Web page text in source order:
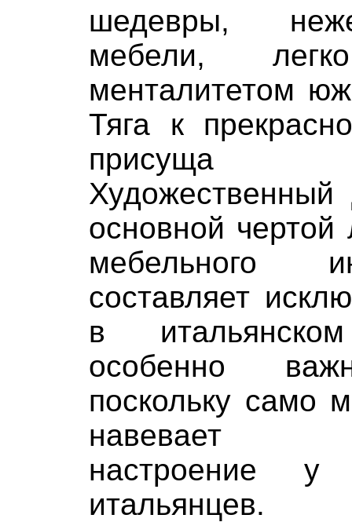
шедевры,
мебели,
менталитетом
Тяга к
присуща
Художественный
основной
мебельного
составляет
в
особенно
поскольку само
навевает
настроение у
итальянцев.